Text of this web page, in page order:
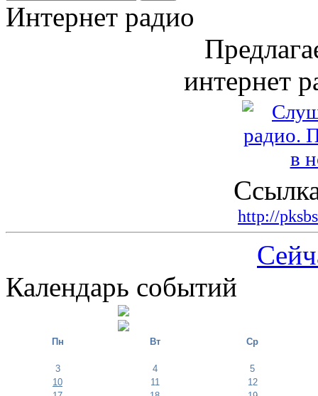
Интернет радио
интернет
http://
Календарь событий
Пн Вт Ср
3 4
5
10
11
12